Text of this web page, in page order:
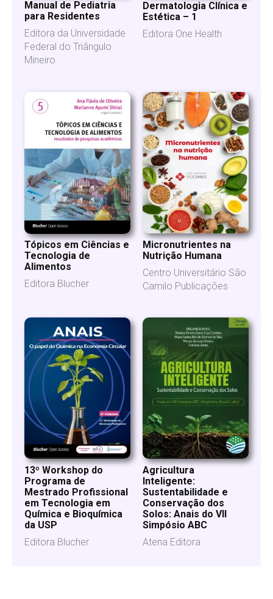
Manual de Pediatria
para Residentes
Editora da Universidade
Federal do Triângulo
Mineiro
Dermatologia Clínica e
Estética – 1
Editora One Health
Tópicos em Ciências e
Tecnologia de
Alimentos
Editora Blucher
Micronutrientes na
Nutrição Humana
Centro Universitário São
Camilo Publicações
13º Workshop do
Programa de
Mestrado Profissional
em Tecnologia em
Química e Bioquímica
da USP
Editora Blucher
Agricultura
Inteligente:
Sustentabilidade e
Conservação dos
Solos: Anais do VII
Simpósio ABC
Atena Editora